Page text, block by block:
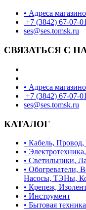
• Адреса
+7 (3842) 67-07-01
ses@ses.tomsk.ru
СВЯЗАТЬСЯ С
• Адреса
+7 (3842) 67-07-01
ses@ses.tomsk.ru
КАТАЛОГ
• Кабель,
•
• Светильники,
• Обогреватели,
Насосы, ТЭНы,
• Крепеж,
• Инструмент
• Бытовая